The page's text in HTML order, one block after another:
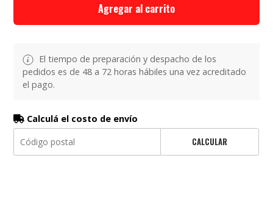
Agregar al carrito
El tiempo de preparación y despacho de los
pedidos es de 48 a 72 horas hábiles una vez acreditado
el pago.
Calculá el costo de envío
CALCULAR